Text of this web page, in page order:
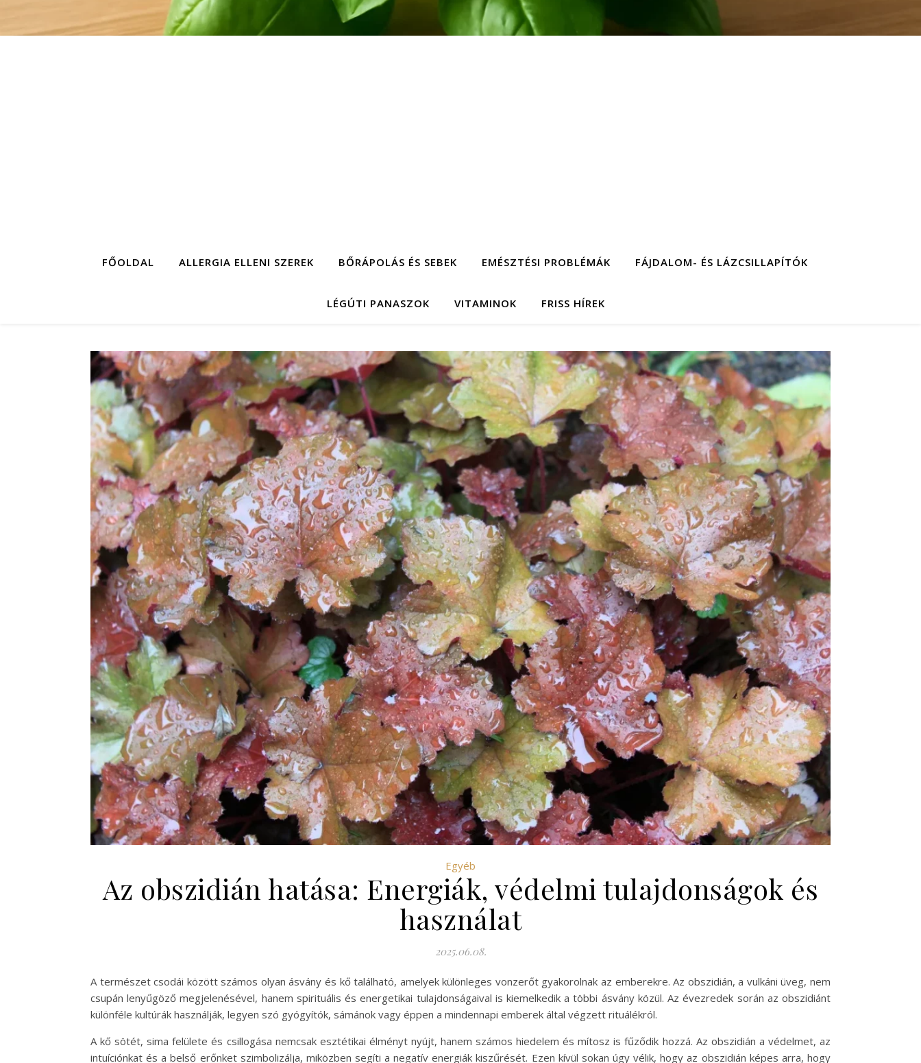
FŐOLDAL ALLERGIA ELLENI SZEREK BŐRÁPOLÁS ÉS SEBEK EMÉSZTÉSI PROBLÉMÁK FÁJDALOM- ÉS LÁZCSILLAPÍTÓK
LÉGÚTI PANASZOK VITAMINOK FRISS HÍREK
Egyéb
Az obszidián hatása: Energiák, védelmi tulajdonságok és
használat
2025.06.08.
A természet csodái között számos olyan ásvány és kő található, amelyek különleges vonzerőt gyakorolnak az emberekre. Az obszidián, a vulkáni üveg, nem
csupán lenyűgöző megjelenésével, hanem spirituális és energetikai tulajdonságaival is kiemelkedik a többi ásvány közül. Az évezredek során az obszidiánt
különféle kultúrák használják, legyen szó gyógyítók, sámánok vagy éppen a mindennapi emberek által végzett rituálékról.
A kő sötét, sima felülete és csillogása nemcsak esztétikai élményt nyújt, hanem számos hiedelem és mítosz is fűződik hozzá. Az obszidián a védelmet, az
intuíciónkat és a belső erőnket szimbolizálja, miközben segíti a negatív energiák kiszűrését. Ezen kívül sokan úgy vélik, hogy az obszidián képes arra, hogy